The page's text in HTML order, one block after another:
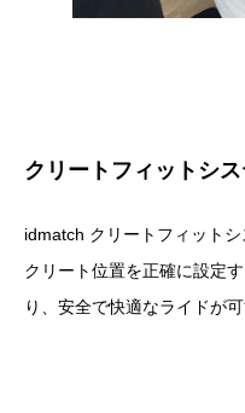
クリートフィットシ
idmatch クリートフィット
クリート位置を正確に設定
り、安全で快適なライドが可